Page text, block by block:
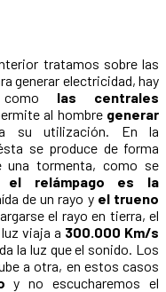
tratamos sobre las
generar electricidad, hay
las centrales
al hombre generar
su utilización. En la
se produce de forma
una tormenta, como se
el relámpago es la
de un rayo y el trueno
el rayo en tierra, el
viaja a 300.000 Km/s
la luz que el sonido. Los
a otra, en estos casos
y no escucharemos el